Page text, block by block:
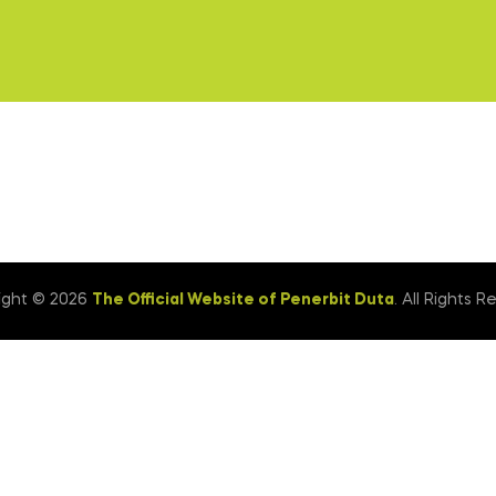
© 2026 The Official Website of Penerbit Duta. All Rights